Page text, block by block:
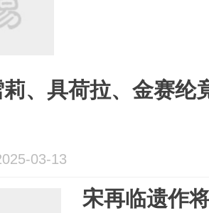
、具荷拉、金赛纶
03-13
宋再临遗作